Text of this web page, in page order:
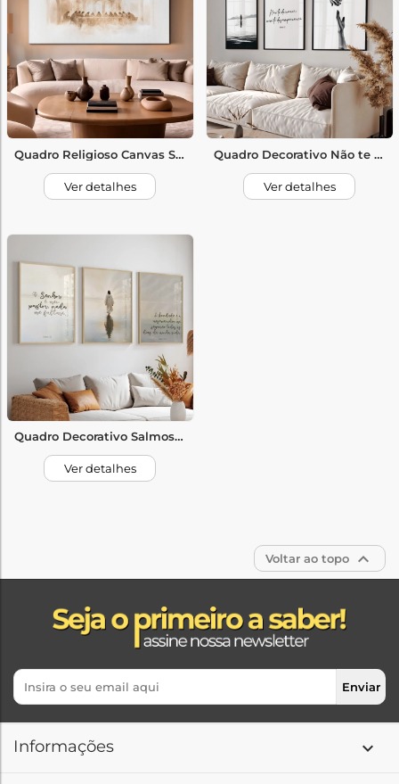
Quadro Religioso Canvas Santa Ceia
Ver detalhes
Quadro Decorativo Não te Deixarei
Ver detalhes
Quadro Decorativo Salmos Jesus
Ver detalhes
Voltar ao topo 
Informações 